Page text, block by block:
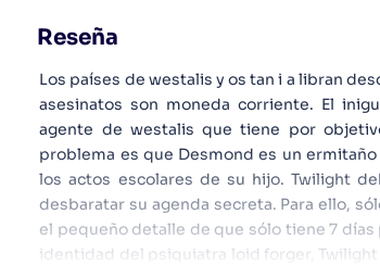
Reseña
Los países de westalis y os tan i a libran
asesinatos son moneda corriente. El
agente de westalis que tiene por
problema es que Desmond es un
los actos escolares de su hijo. Twilight
desbaratar su agenda secreta. Para ello,
el pequeño detalle de que sólo tiene 7 días
identidad del psiquiatra loid forger,